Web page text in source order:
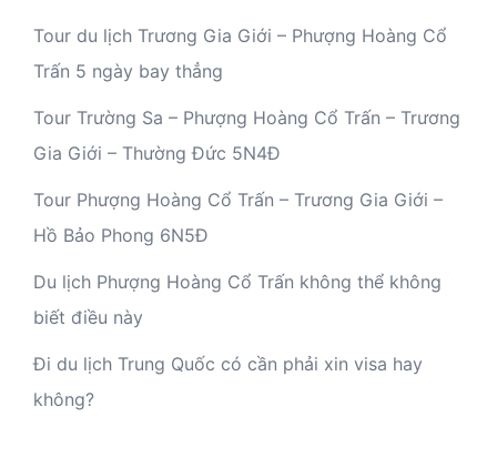
Tour du lịch Trương Gia Giới – Phượng Hoàng Cổ
Trấn 5 ngày bay thẳng
Tour Trường Sa – Phượng Hoàng Cổ Trấn – Trương
Gia Giới – Thường Đức 5N4Đ
Tour Phượng Hoàng Cổ Trấn – Trương Gia Giới –
Hồ Bảo Phong 6N5Đ
Du lịch Phượng Hoàng Cổ Trấn không thể không
biết điều này
Đi du lịch Trung Quốc có cần phải xin visa hay
không?